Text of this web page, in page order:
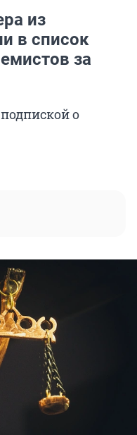
из
в список
за
о